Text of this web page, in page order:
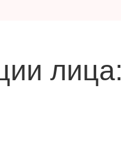
лица: